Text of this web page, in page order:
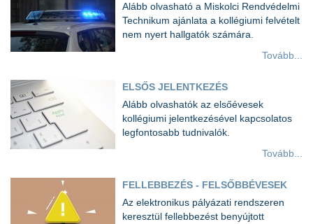
Alább olvasható a Miskolci Rendvédelmi
Technikum ajánlata a kollégiumi felvételt
nem nyert hallgatók számára.
Tovább...
ELSŐS JELENTKEZÉS
Alább olvashatók az elsőévesek
kollégiumi jelentkezésével kapcsolatos
legfontosabb tudnivalók.
Tovább...
FELLEBBEZÉS - FELSŐBBÉVESEK
Az elektronikus pályázati rendszeren
keresztül fellebbezést benyújtott